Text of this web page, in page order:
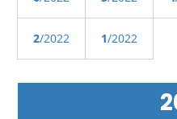
2/2022 1/2022